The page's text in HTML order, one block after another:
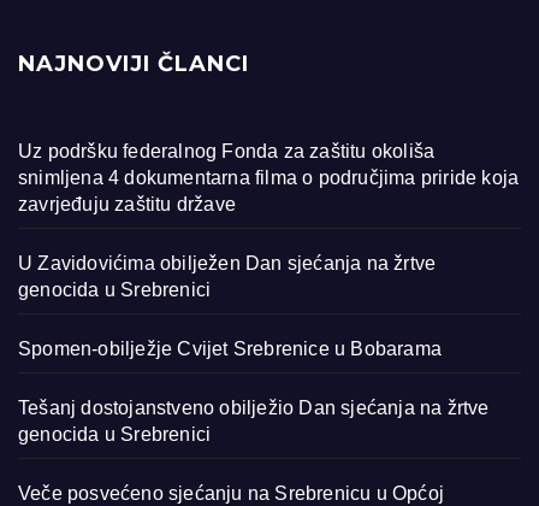
NAJNOVIJI ČLANCI
Uz podršku federalnog Fonda za zaštitu okoliša
snimljena 4 dokumentarna filma o područjima priride koja
zavrjeđuju zaštitu države
U Zavidovićima obilježen Dan sjećanja na žrtve
genocida u Srebrenici
Spomen-obilježje Cvijet Srebrenice u Bobarama
Tešanj dostojanstveno obilježio Dan sjećanja na žrtve
genocida u Srebrenici
Veče posvećeno sjećanju na Srebrenicu u Općoj